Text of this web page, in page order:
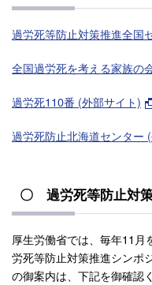
過労死等防止対策推進全国
全国過労死を考える家族の
過労死110番 (外部サイト)
過労死防止北海道センター
〇 過労死等防止対
厚生労働省では、毎年11月
労死等防止対策推進シンポ
の御案内は、下記を御確認